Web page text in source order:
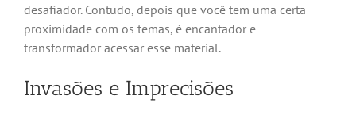
desafiador. Contudo, depois que você tem uma certa
proximidade com os temas, é encantador e
transformador acessar esse material.
Invasões e Imprecisões